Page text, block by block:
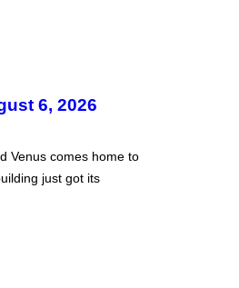
6, 2026
Venus comes home to
just got its